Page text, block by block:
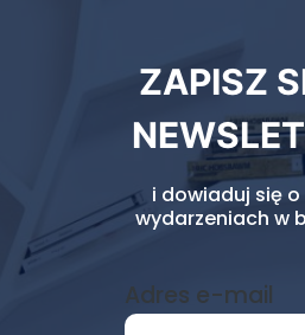
biblioteki
ZAPISZ
i dowiaduj się
wydarzeniach w
Adres e-mail